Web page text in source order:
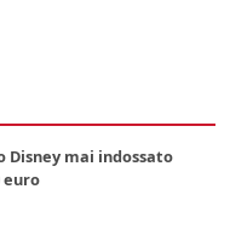
Disney mai indossato
euro